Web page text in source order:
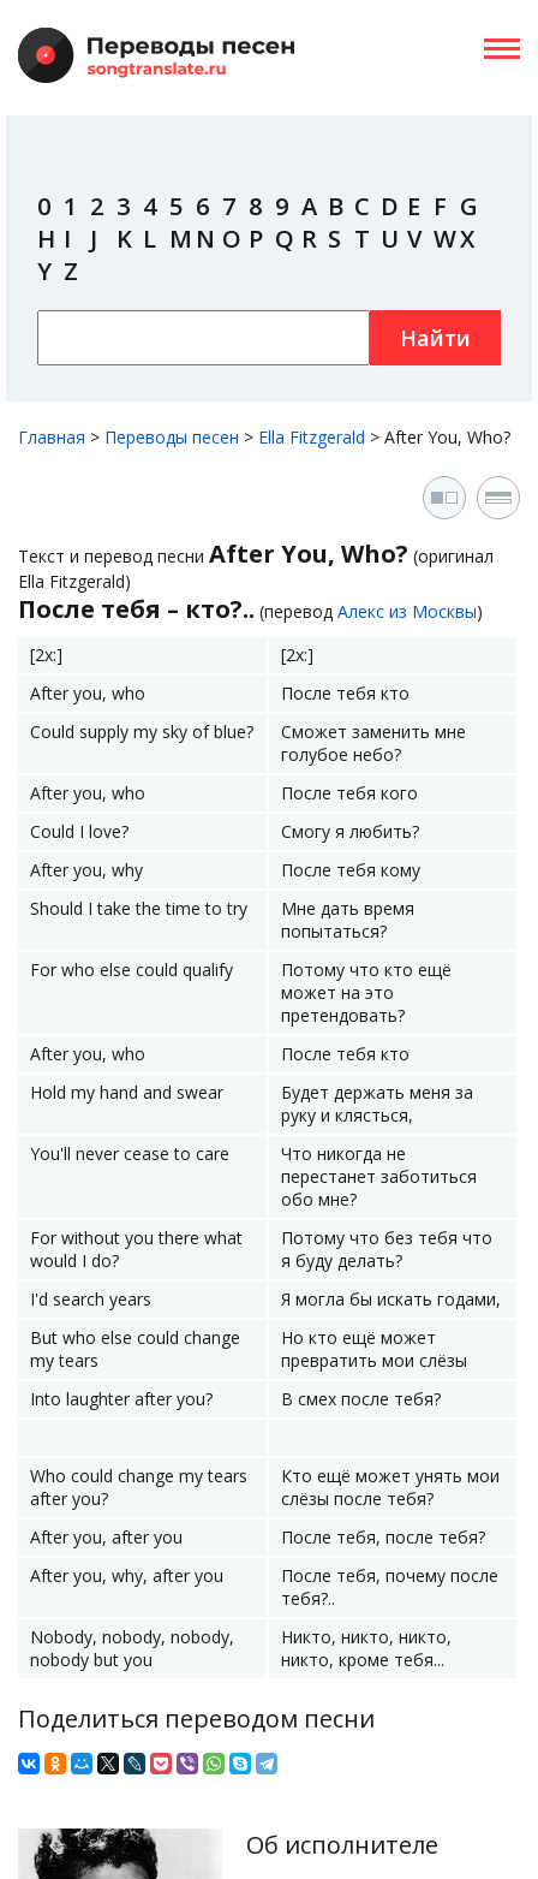
0 1 2 3 4 5 6 7 8 9 A B C D E F G
H I J K L M N O P Q R S T U V WX
Y Z
Найти
Главная > Переводы песен > Ella Fitzgerald > After You, Who?
Текст и перевод песни After You, Who? (оригинал
Ella Fitzgerald)
После тебя – кто?.. (перевод Алекс из Москвы)
[2x:]
[2x:]
After you, who
После тебя кто
Could supply my sky of blue?
Сможет заменить мне
голубое небо?
After you, who
После тебя кого
Could I love?
Смогу я любить?
After you, why
После тебя кому
Should I take the time to try
Мне дать время
попытаться?
For who else could qualify
Потому что кто ещё
может на это
претендовать?
After you, who
После тебя кто
Hold my hand and swear
Будет держать меня за
руку и клясться,
You'll never cease to care
Что никогда не
перестанет заботиться
обо мне?
For without you there what
would I do?
Потому что без тебя что
я буду делать?
I'd search years
Я могла бы искать годами,
But who else could change
my tears
Но кто ещё может
превратить мои слёзы
Into laughter after you?
В смех после тебя?
Who could change my tears
after you?
Кто ещё может унять мои
слёзы после тебя?
After you, after you
После тебя, после тебя?
After you, why, after you
После тебя, почему после
тебя?..
Nobody, nobody, nobody,
nobody but you
Никто, никто, никто,
никто, кроме тебя...
Поделиться переводом песни
Об исполнителе